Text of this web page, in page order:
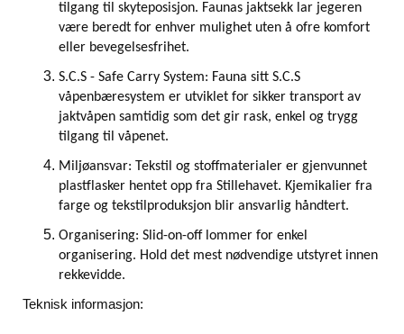
tilgang til skyteposisjon. Faunas jaktsekk lar jegeren
være beredt for enhver mulighet uten å ofre komfort
eller bevegelsesfrihet.
S.C.S - Safe Carry System: Fauna sitt S.C.S
våpenbæresystem er utviklet for sikker transport av
jaktvåpen samtidig som det gir rask, enkel og trygg
tilgang til våpenet.
Miljøansvar: Tekstil og stoffmaterialer er gjenvunnet
plastflasker hentet opp fra Stillehavet. Kjemikalier fra
farge og tekstilproduksjon blir ansvarlig håndtert.
Organisering: Slid-on-off lommer for enkel
organisering. Hold det mest nødvendige utstyret innen
rekkevidde.
Teknisk informasjon: